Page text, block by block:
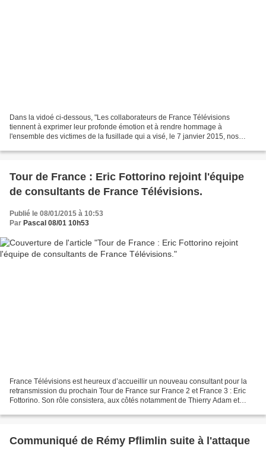
Dans la vidoé ci-dessous, "Les collaborateurs de France Télévisions
tiennent à exprimer leur profonde émotion et à rendre hommage à
l'ensemble des victimes de la fusillade qui a visé, le 7 janvier 2015, nos
Tour de France : Eric Fottorino rejoint l'équipe
de consultants de France Télévisions.
Publié le 08/01/2015 à 10:53
Par Pascal 08/01 10h53
France Télévisions est heureux d’accueillir un nouveau consultant pour la
retransmission du prochain Tour de France sur France 2 et France 3 : Eric
Fottorino. Son rôle consistera, aux côtés notamment de Thierry Adam et
Communiqué de Rémy Pflimlin suite à l'attaque